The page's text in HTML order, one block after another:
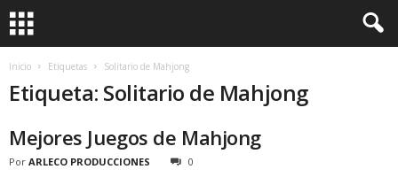
Inicio Etiquetas Solitario de Mahjong
Etiqueta: Solitario de Mahjong
Mejores Juegos de Mahjong
Por ARLECO PRODUCCIONES 0